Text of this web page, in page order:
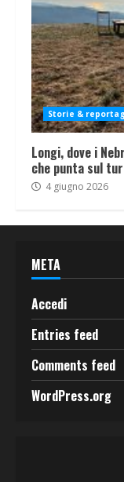
Storie &
Longi, dove i
che punta sul
4 giugno 2026
META
Accedi
Entries feed
Comments feed
WordPress.org